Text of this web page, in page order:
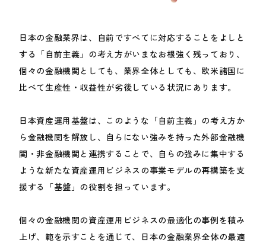
日本の金融業界は、自前ですべてに対応することをよしと
する「自前主義」の考え方がいまなお根強く残っており、
個々の金融機関としても、業界全体としても、欧米諸国に
比べて生産性・収益性が劣後している状況にあります。
日本資産運用基盤は、このような「自前主義」の考え方か
ら金融機関を解放し、自らにない強みを持った外部金融機
関・非金融機関と連携することで、自らの強みに集中する
ような新たな資産運用ビジネスの事業モデルの再構築を支
援する「基盤」の役割を担っています。
個々の金融機関の資産運用ビジネスの最適化の事例を積み
上げ、範を示すことを通じて、日本の金融業界全体の最適